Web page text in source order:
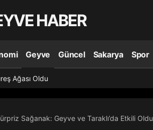
HABER
Geyve Güncel Sakarya Spor
Ağası Oldu
Sağanak: Geyve ve Taraklı’da Etkili Oldu